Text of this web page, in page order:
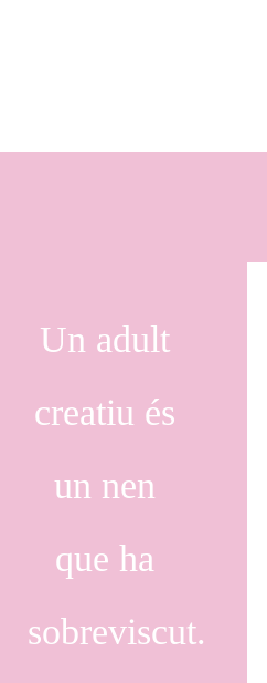
Un adult
creatiu és
un nen
que ha
sobreviscut.